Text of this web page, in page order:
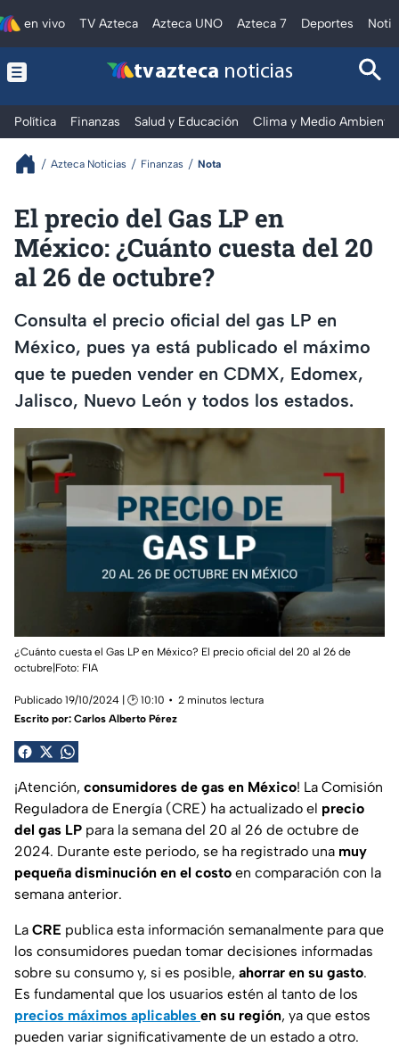
en vivo TV Azteca Azteca UNO Azteca 7 Deportes
tv azteca noticias
Política Finanzas Salud y Educación Clima y Medio Ambiente
Azteca Noticias Finanzas Nota
El precio del Gas LP en
México: ¿Cuánto cuesta del 20
al 26 de octubre?
Consulta el precio oficial del gas LP en
México, pues ya está publicado el máximo
que te pueden vender en CDMX, Edomex,
Jalisco, Nuevo León y todos los estados.
¿Cuánto cuesta el Gas LP en México? El precio oficial del 20 al 26 de
octubre| Foto: FIA
Publicado 19/10/2024 | 🕑 10:10
2 minutos lectura
Escrito por: Carlos Alberto Pérez
¡Atención, consumidores de gas en México! La Comisión
Reguladora de Energía (CRE) ha actualizado el precio
del gas LP para la semana del 20 al 26 de octubre de
2024. Durante este periodo, se ha registrado una muy
pequeña disminución en el costo en comparación con la
semana anterior.
La CRE publica esta información semanalmente para que
los consumidores puedan tomar decisiones informadas
sobre su consumo y, si es posible, ahorrar en su gasto.
Es fundamental que los usuarios estén al tanto de los
precios máximos aplicables en su región, ya que estos
pueden variar significativamente de un estado a otro.